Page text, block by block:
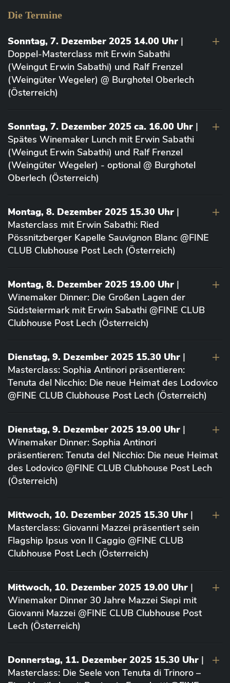
Die Termine
Sonntag, 7. Dezember 2025 14.00 Uhr |
Doppel-Masterclass mit Erwin Sabathi
(Weingut Erwin Sabathi) und Ralf Frenzel
(Weingüter Wegeler) @ Burghotel Oberlech
(Österreich)
Sonntag, 7. Dezember 2025 ca. 16.00 Uhr |
Spätes Winemaker Lunch mit Erwin Sabathi
(Weingut Erwin Sabathi) und Ralf Frenzel
(Weingüter Wegeler) - optional @ Burghotel
Oberlech (Österreich)
Montag, 8. Dezember 2025 15.30 Uhr |
Masterclass mit Erwin Sabathi: Ried
Pössnitzberger Kapelle Sauvignon Blanc @FINE
CLUB Clubhouse Post Lech (Österreich)
Montag, 8. Dezember 2025 19.00 Uhr |
Winemaker Dinner: Die Großen Lagen der
Südsteiermark mit Erwin Sabathi @FINE CLUB
Clubhouse Post Lech (Österreich)
Dienstag, 9. Dezember 2025 15.30 Uhr |
Masterclass: Sophia Antinori präsentieren:
Tenuta del Nicchio: Die neue Heimat des Lodovico
@FINE CLUB Clubhouse Post Lech (Österreich)
Dienstag, 9. Dezember 2025 19.00 Uhr |
Winemaker Dinner: Sophia Antinori
präsentieren: Tenuta del Nicchio: Die neue Heimat
des Lodovico @FINE CLUB Clubhouse Post Lech
(Österreich)
Mittwoch, 10. Dezember 2025 15.30 Uhr |
Masterclass: Giovanni Mazzei präsentiert sein
Flagship Ipsus von Il Caggio @FINE CLUB
Clubhouse Post Lech (Österreich)
Mittwoch, 10. Dezember 2025 19.00 Uhr |
Winemaker Dinner 30 Jahre Mazzei Siepi mit
Giovanni Mazzei @FINE CLUB Clubhouse Post
Lech (Österreich)
Donnerstag, 11. Dezember 2025 15.30 Uhr |
Masterclass: Die Seele von Tenuta di Trinoro –